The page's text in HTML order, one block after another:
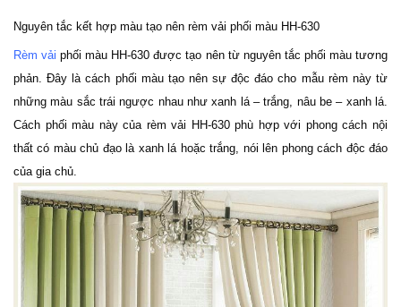
Nguyên tắc kết hợp màu tạo nên rèm vải phối màu HH-630
Rèm vải phối màu HH-630 được tạo nên từ nguyên tắc phối màu tương
phản. Đây là cách phối màu tạo nên sự độc đáo cho mẫu rèm này từ
những màu sắc trái ngược nhau như xanh lá – trắng, nâu be – xanh lá.
Cách phối màu này của rèm vải HH-630 phù hợp với phong cách nội
thất có màu chủ đạo là xanh lá hoặc trắng, nói lên phong cách độc đáo
của gia chủ.